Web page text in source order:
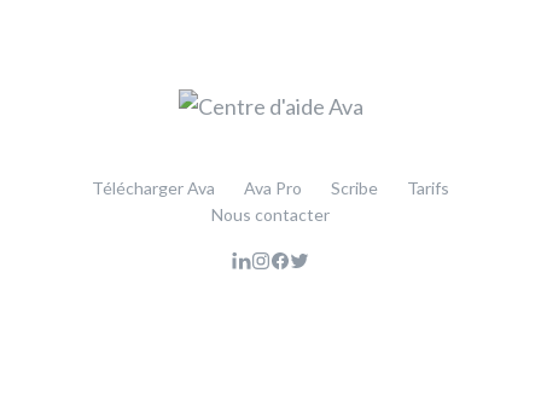
Télécharger Ava Ava Pro Scribe
Tarifs
Nous contacter